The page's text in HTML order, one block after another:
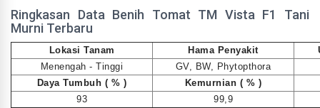
Ringkasan Data Benih Tomat TM Vista F1 Tani
Murni Terbaru
Lokasi Tanam Hama Penyakit
Menengah - Tinggi
GV, BW, Phytopthora
Daya Tumbuh ( % )
Kemurnian ( % )
93
99,9